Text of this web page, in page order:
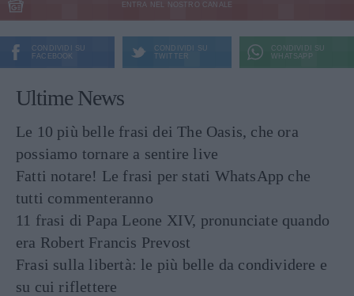
ENTRA NEL NOSTRO CANALE
CONDIVIDI SU
FACEBOOK
CONDIVIDI SU
TWITTER
CONDIVIDI SU
WHATSAPP
Ultime News
Le 10 più belle frasi dei The Oasis, che ora
possiamo tornare a sentire live
Fatti notare! Le frasi per stati WhatsApp che
tutti commenteranno
11 frasi di Papa Leone XIV, pronunciate quando
era Robert Francis Prevost
Frasi sulla libertà: le più belle da condividere e
su cui riflettere